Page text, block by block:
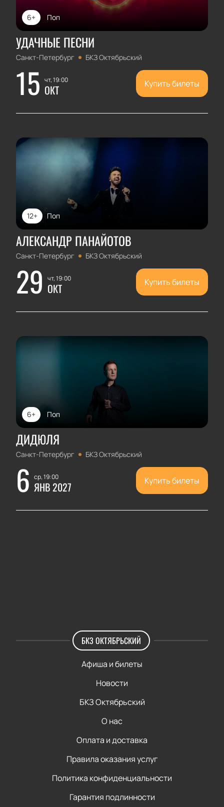
Поп
6+
УДАЧНЫЕ ПЕСНИ
Санкт-Петербург БКЗ Октябрьский
15 чт, 19:00
ОКТ Купить билеты
Поп
12+
АЛЕКСАНДР ПАНАЙОТОВ
Санкт-Петербург БКЗ Октябрьский
29 чт, 19:00
ОКТ Купить билеты
Поп
6+
ДИДЮЛЯ
Санкт-Петербург БКЗ Октябрьский
6 ср, 19:00
ЯНВ 2027 Купить билеты
БКЗ ОКТЯБРЬСКИЙ
Афиша и билеты
Новости
БКЗ Октябрьский
О нас
Оплата и доставка
Правила оказания услуг
Политика конфиденциальности
Гарантия подлинности